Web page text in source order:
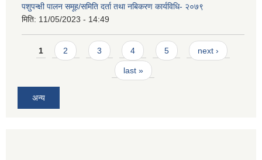
पशुपन्क्षी पालन समूह/समिति दर्ता तथा नबिकरण कार्यविधि- २०७९
मिति: 11/05/2023 - 14:49
Pages
1 2 3 4 5 next ›
last »
अन्य